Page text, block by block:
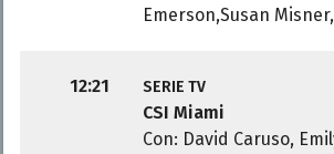
Emerson,Susan
12:21 SERIE TV
CSI Miami
Con: David Caruso,